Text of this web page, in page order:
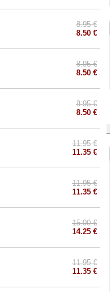
8.95 €
8.50 €
8.95 €
8.50 €
8.95 €
8.50 €
11.95 €
11.35 €
11.95 €
11.35 €
15.00 €
14.25 €
11.95 €
11.35 €